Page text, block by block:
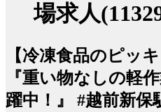
場求人
【冷凍食品のピッ
『重い物なしの軽
躍中！』 #越前新保